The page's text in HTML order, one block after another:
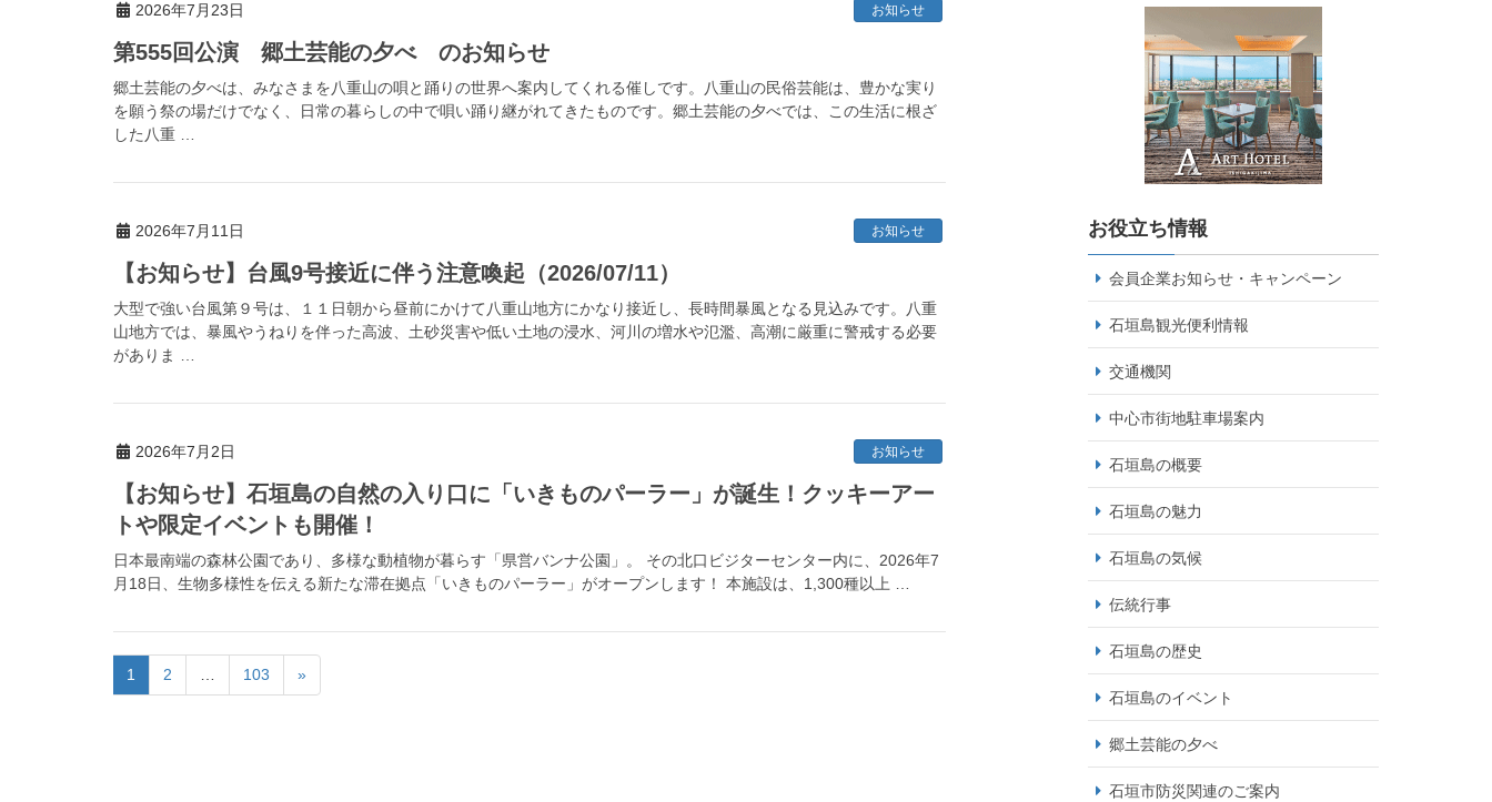
2026年7月23日 お知らせ
第555回公演 郷土芸能の夕べ のお知らせ
郷土芸能の夕べは、みなさまを八重山の唄と踊りの世界へ案内してくれる催しです。八重山の民俗芸能は、豊かな実り
を願う祭の場だけでなく、日常の暮らしの中で唄い踊り継がれてきたものです。郷土芸能の夕べでは、この生活に根ざ
した八重 …
2026年7月11日 お知らせ
【お知らせ】台風9号接近に伴う注意喚起（2026/07/11）
大型で強い台風第９号は、１１日朝から昼前にかけて八重山地方にかなり接近し、長時間暴風となる見込みです。八重
山地方では、暴風やうねりを伴った高波、土砂災害や低い土地の浸水、河川の増水や氾濫、高潮に厳重に警戒する必要
がありま …
2026年7月2日 お知らせ
【お知らせ】石垣島の自然の入り口に「いきものパーラー」が誕生！クッキーアー
トや限定イベントも開催！
日本最南端の森林公園であり、多様な動植物が暮らす「県営バンナ公園」。 その北口ビジターセンター内に、2026年7
月18日、生物多様性を伝える新たな滞在拠点「いきものパーラー」がオープンします！ 本施設は、1,300種以上 …
1 2 103 »
お役立ち情報
会員企業お知らせ・キャンペーン
石垣島観光便利情報
交通機関
中心市街地駐車場案内
石垣島の概要
石垣島の魅力
石垣島の気候
伝統行事
石垣島の歴史
石垣島のイベント
郷土芸能の夕べ
石垣市防災関連のご案内